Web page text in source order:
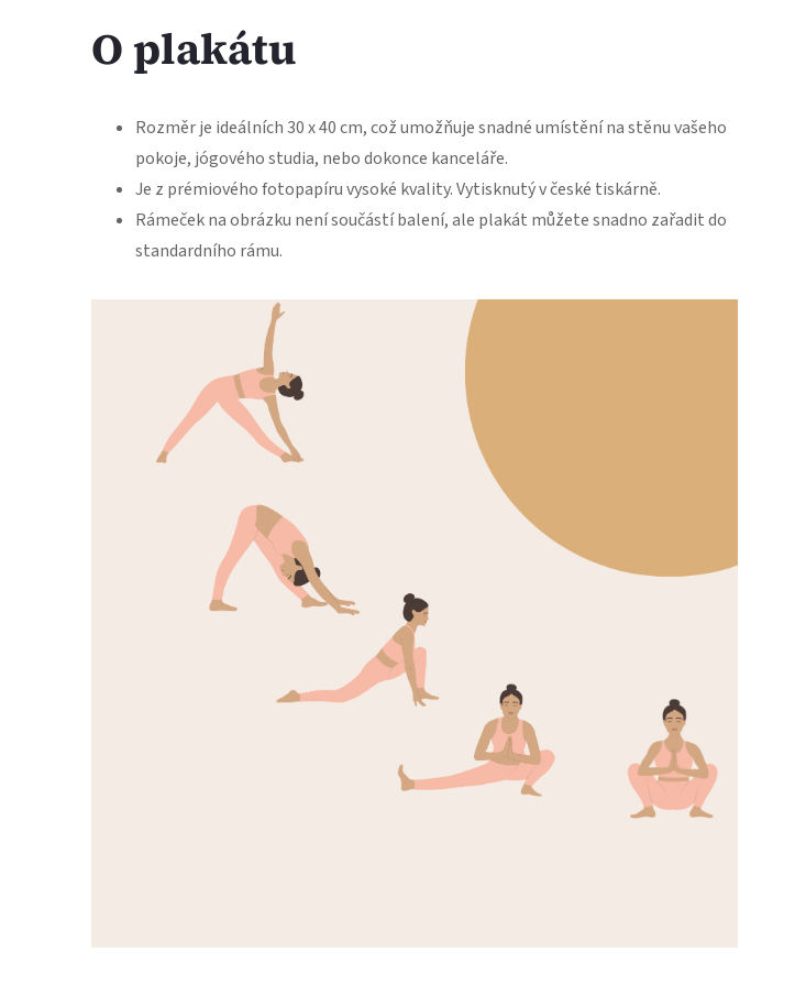
O plakátu
Rozměr je ideálních 30 x 40 cm, což umožňuje snadné umístění na stěnu vašeho
pokoje, jógového studia, nebo dokonce kanceláře.
Je z prémiového fotopapíru vysoké kvality. Vytisknutý v české tiskárně.
Rámeček na obrázku není součástí balení, ale plakát můžete snadno zařadit do
standardního rámu.